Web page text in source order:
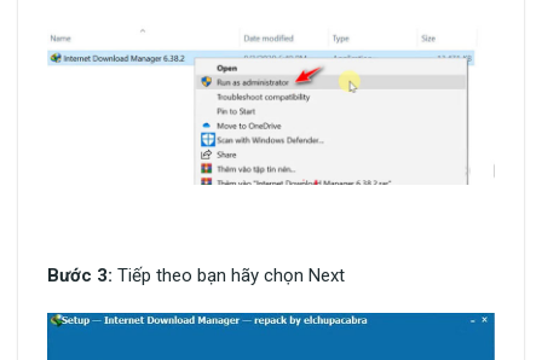
Bước 3: Tiếp theo bạn hãy chọn Next